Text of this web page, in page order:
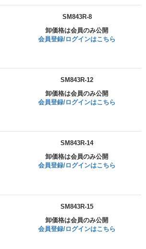
SM843R-8
卸価格は会員のみ公開
会員登録/ログインはこちら
SM843R-12
卸価格は会員のみ公開
会員登録/ログインはこちら
SM843R-14
卸価格は会員のみ公開
会員登録/ログインはこちら
SM843R-15
卸価格は会員のみ公開
会員登録/ログインはこちら